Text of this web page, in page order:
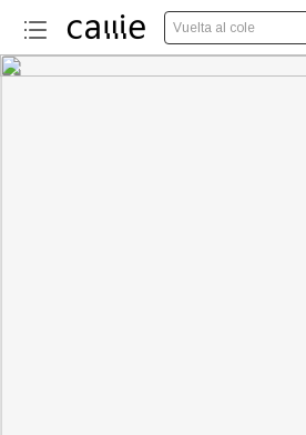
Vuelta al cole